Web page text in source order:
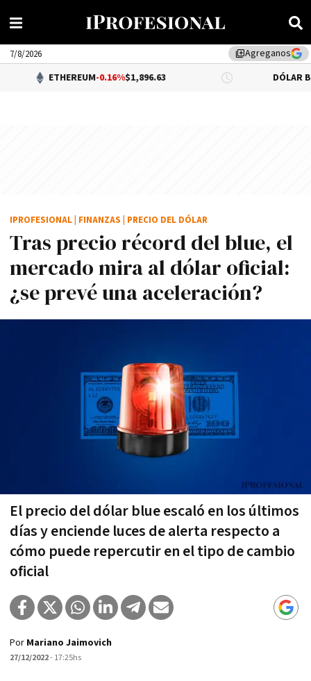
library_addAgreganos
7/8/2026
-0.16%$1,896.63 DÓLAR BNA $1,520.00
Tras precio récord del blue, el
mercado mira al dólar oficial:
¿se prevé una aceleración?
El precio del dólar blue escaló en los últimos
días y enciende luces de alerta respecto a
cómo puede repercutir en el tipo de cambio
oficial
IPROFESIONAL FINANZAS PRECIO DEL DÓLAR
Por Mariano Jaimovich
27/12/2022- 17:25hs